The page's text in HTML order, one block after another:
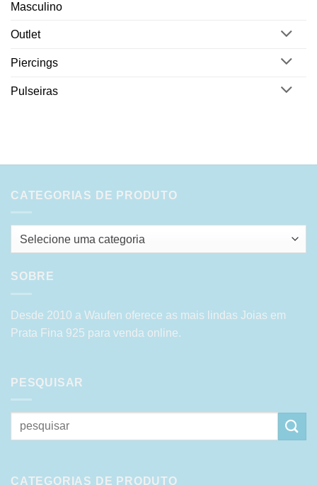
Masculino
Outlet
Piercings
Pulseiras
CATEGORIAS DE PRODUTO
Selecione uma categoria
SOBRE
Desde 2010 a Waufen oferece as mais lindas Joias em
Prata Fina 925 para venda online.
PESQUISAR
Pesquisar
por:
CATEGORIAS DE PRODUTO